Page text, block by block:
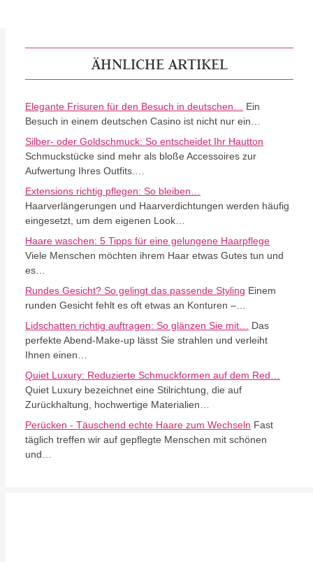
ÄHNLICHE ARTIKEL
Elegante Frisuren für den Besuch in deutschen…
Ein
Besuch in einem deutschen Casino ist nicht nur ein…
Silber- oder Goldschmuck: So entscheidet Ihr Hautton
Schmuckstücke sind mehr als bloße Accessoires zur
Aufwertung Ihres Outfits.…
Extensions richtig pflegen: So bleiben…
Haarverlängerungen und Haarverdichtungen werden häufig
eingesetzt, um dem eigenen Look…
Haare waschen: 5 Tipps für eine gelungene Haarpflege
Viele Menschen möchten ihrem Haar etwas Gutes tun und
es…
Rundes Gesicht? So gelingt das passende Styling Einem
runden Gesicht fehlt es oft etwas an Konturen –…
Lidschatten richtig auftragen: So glänzen Sie mit…
Das
perfekte Abend-Make-up lässt Sie strahlen und verleiht
Ihnen einen…
Quiet Luxury: Reduzierte Schmuckformen auf dem Red…
Quiet Luxury bezeichnet eine Stilrichtung, die auf
Zurückhaltung, hochwertige Materialien…
Perücken - Täuschend echte Haare zum Wechseln Fast
täglich treffen wir auf gepflegte Menschen mit schönen
und…